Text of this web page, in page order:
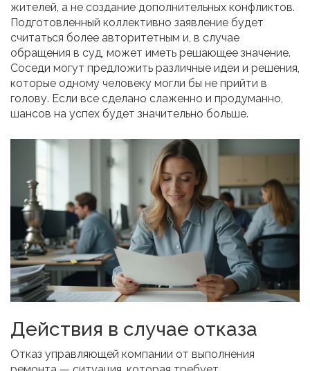
жителей, а не создание дополнительных конфликтов.
Подготовленный коллективно заявление будет
считаться более авторитетным и, в случае
обращения в суд, может иметь решающее значение.
Соседи могут предложить различные идеи и решения,
которые одному человеку могли бы не прийти в
голову. Если все сделано слаженно и продуманно,
шансов на успех будет значительно больше.
Действия в случае отказа
Отказ управляющей компании от выполнения